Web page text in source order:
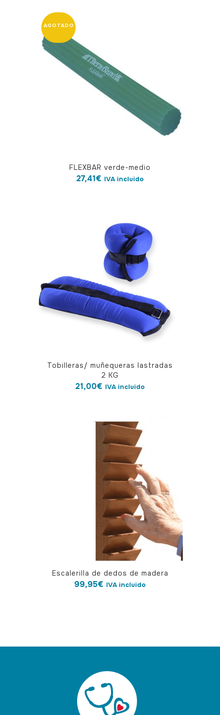
FLEXBAR verde-medio
27,41€ IVA incluido
Tobilleras/ muñequeras lastradas
2 KG
21,00€ IVA incluido
Escalerilla de dedos de madera
99,95€ IVA incluido